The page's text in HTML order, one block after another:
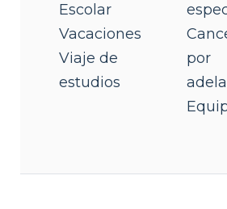
Escolar
Vacaciones
Viaje de
estudios
por